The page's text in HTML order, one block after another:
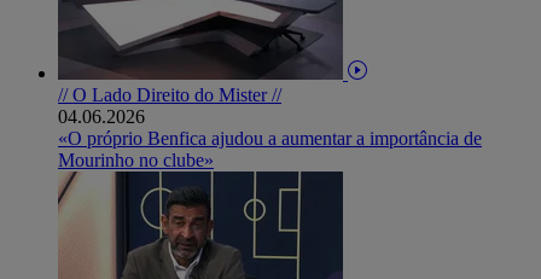
// O Lado Direito do Mister //
04.06.2026
«O próprio Benfica ajudou a aumentar a importância de
Mourinho no clube»